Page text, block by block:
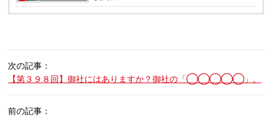
次の記事：
【第３９８回】御社にはありますか？御社の「◯◯◯◯◯」。
前の記事：